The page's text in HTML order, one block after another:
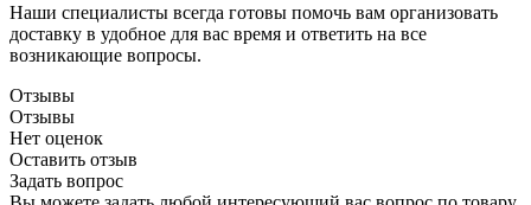
Наши специалисты всегда готовы помочь вам организовать
доставку в удобное для вас время и ответить на все
возникающие вопросы.
Отзывы
Отзывы
Нет оценок
Оставить отзыв
Задать вопрос